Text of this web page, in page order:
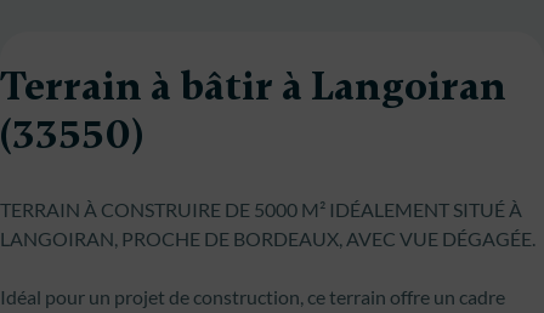
Terrain à bâtir à Langoiran
(33550)
TERRAIN À CONSTRUIRE DE 5000 M² IDÉALEMENT SITUÉ À
LANGOIRAN, PROCHE DE BORDEAUX, AVEC VUE DÉGAGÉE.
Idéal pour un projet de construction, ce terrain offre un cadre